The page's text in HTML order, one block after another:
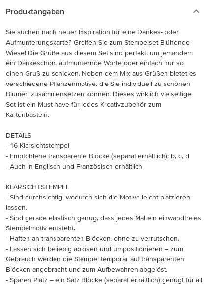
Produktangaben
Sie suchen nach neuer Inspiration für eine Dankes- oder
Aufmunterungskarte? Greifen Sie zum Stempelset Blühende
Wiese! Die Grüße aus diesem Set sind perfekt, um jemandem
ein Dankeschön, aufmunternde Worte oder einfach nur so
einen Gruß zu schicken. Neben dem Mix aus Grüßen bietet es
verschiedene Pflanzenmotive, die Sie individuell zu schönen
Blumen zusammensetzen können. Dieses wirklich vielseitige
Set ist ein Must-have für jedes Kreativzubehör zum
Kartenbasteln.
DETAILS
- 16 Klarsichtstempel
- Empfohlene transparente Blöcke (separat erhältlich): b, c, d
- Auch in Englisch und Französisch erhältlich
KLARSICHTSTEMPEL
- Sind durchsichtig, wodurch sich die Motive leicht platzieren
lassen.
- Sind gerade elastisch genug, dass jedes Mal ein einwandfreies
Stempelmotiv entsteht.
- Haften an transparenten Blöcken, ohne zu verrutschen.
- Lassen sich beliebig ablösen und umpositionieren – zum
Gebrauch werden die Stempel temporär auf transparenten
Blöcken angebracht und zum Aufbewahren abgelöst.
- Sparen Platz – ein Satz Blöcke (separat erhältlich) genügt für all